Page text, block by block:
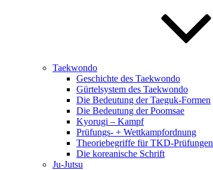
Taekwondo
Geschichte des Taekwondo
Gürtelsystem des Taekwondo
Die Bedeutung der Taeguk-Formen
Die Bedeutung der Poomsae
Kyorugi – Kampf
Prüfungs- + Wettkampfordnung
Theoriebegriffe für TKD-Prüfungen
Die koreanische Schrift
Ju-Jutsu